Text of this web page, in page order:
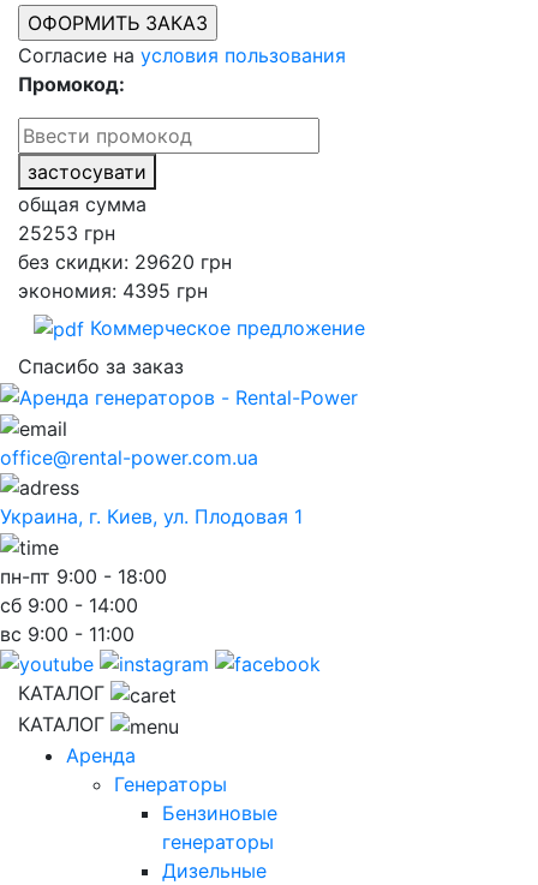
Согласие на условия пользования
Промокод:
застосувати
общая сумма
25253 грн
без скидки: 29620 грн
экономия: 4395 грн
Коммерческое предложение
Спасибо за заказ
office@rental-power.com.ua
Украина, г. Киев, ул. Плодовая 1
пн-пт 9:00 - 18:00
сб 9:00 - 14:00
вс 9:00 - 11:00
КАТАЛОГ
КАТАЛОГ
Аренда
Генераторы
Бензиновые
генераторы
Дизельные